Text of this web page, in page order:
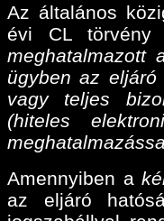
Az általános
évi CL
meghatalmazott
ügyben az eljáró
vagy teljes
(hiteles
Amennyiben a
az eljáró